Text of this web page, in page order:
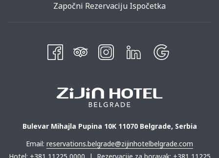
Započni Rezervaciju Ispočetka
Bulevar Mihajla Pupina 10K 11070 Belgrade, Serbia
Email: reservations.belgrade@zijinhotelbelgrade.com